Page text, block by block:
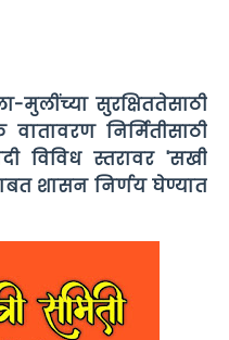
मुलींच्या सुरक्षिततेसाठी
निर्मितीसाठी
विविध स्तरावर 'सखी
शासन निर्णय घेण्यात